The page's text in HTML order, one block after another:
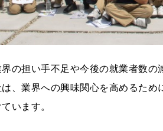
の担い手不足や今後の就業者数
、業界への興味関心を高めるた
います。